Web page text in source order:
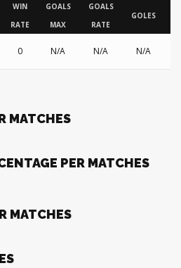
WIN
RATE
GOALS
MAX
GOALS
RATE
GOLES
0 N/A N/A N/A
MATCHES
PER MATCHES
MATCHES